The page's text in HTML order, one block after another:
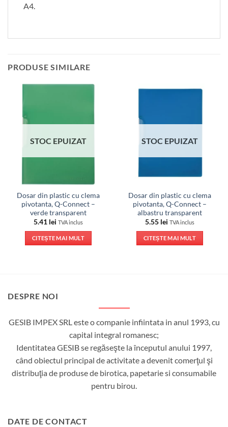
A4.
PRODUSE SIMILARE
STOC EPUIZAT
Dosar din plastic cu clema
pivotanta, Q-Connect –
verde transparent
5.41 lei TVA inclus
CITEȘTE MAI MULT
STOC EPUIZAT
Dosar din plastic cu clema
pivotanta, Q-Connect –
albastru transparent
5.55 lei TVA inclus
CITEȘTE MAI MULT
DESPRE NOI
GESIB IMPEX SRL este o companie infiintata in anul 1993, cu
capital integral romanesc;
Identitatea GESIB se regăseşte la începutul anului 1997,
când obiectul principal de activitate a devenit comerţul şi
distribuţia de produse de birotica, papetarie si consumabile
pentru birou.
DATE DE CONTACT